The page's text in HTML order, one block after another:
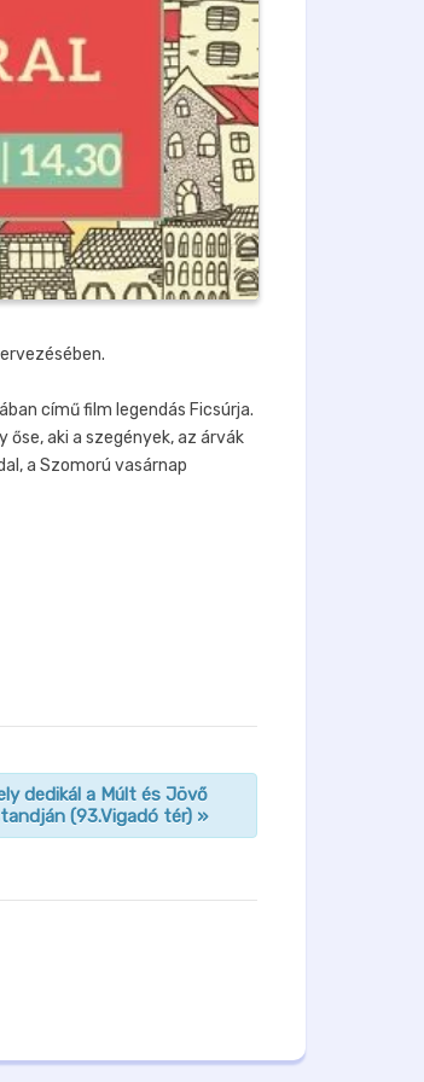
című film legendás Ficsúrja.
aki a szegények, az árvák
a Szomorú vasárnap
dedikál a Múlt és Jövő
(93.Vigadó tér) »